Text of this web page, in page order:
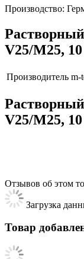
Производство:
V25/M25,
Производитель m-
V25/M25,
Отзывов об этом
Загрузка
Товар